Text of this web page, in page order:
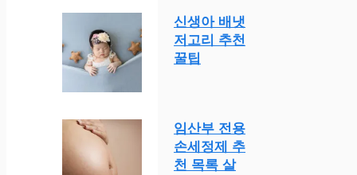
신생아 배냇
저고리 추천
꿀팁
임산부 전용
손세정제 추
천 목록 살